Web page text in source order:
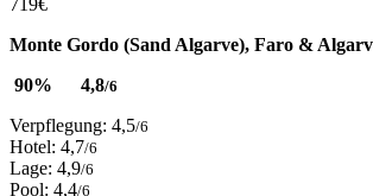
Monte Gordo (Sand Algarve), Faro &
90%
4,8/6
Verpflegung: 4,5/6
Hotel: 4,7/6
Lage: 4,9/6
Pool: 4,4/6